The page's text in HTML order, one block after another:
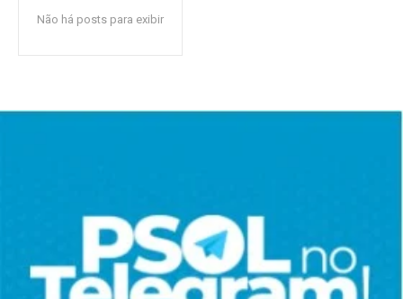
Não há posts para exibir